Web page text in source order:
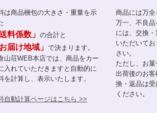
は商品梱包の大きさ・重量を示
送料係数」 の合計と
お届け地域」 で決まります。
山荘WEB本店では、商品をカー
入れていただきますと自動的に
を計算し、表示いたします。
自動計算ページはこちら >>
商品には万全
万一、不良
には、交換
いただいて
さい。
ただし、お菓
出荷後のお
換・返品は
ください。